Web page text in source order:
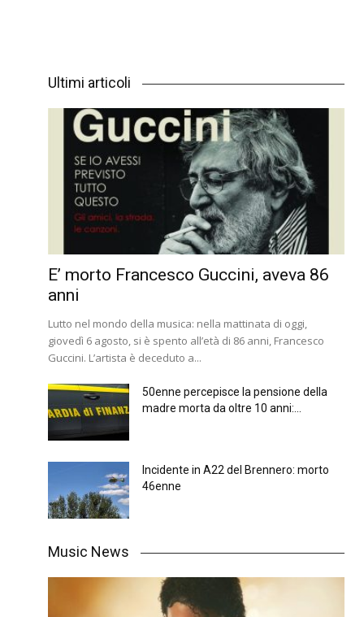
Ultimi articoli
E’ morto Francesco Guccini, aveva 86
anni
Lutto nel mondo della musica: nella mattinata di oggi,
giovedì 6 agosto, si è spento all’età di 86 anni, Francesco
Guccini. L’artista è deceduto a...
50enne percepisce la pensione della
madre morta da oltre 10 anni:...
Incidente in A22 del Brennero: morto
46enne
Music News